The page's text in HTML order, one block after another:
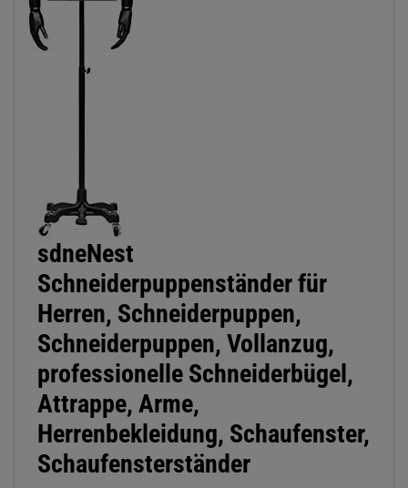
sdneNest
Schneiderpuppenständer für
Herren, Schneiderpuppen,
Schneiderpuppen, Vollanzug,
professionelle Schneiderbügel,
Attrappe, Arme,
Herrenbekleidung, Schaufenster,
Schaufensterständer